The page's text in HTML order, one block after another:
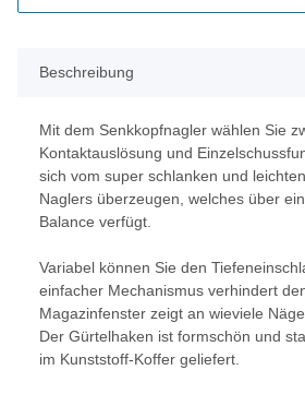
Beschreibung
Mit dem Senkkopfnagler wählen Sie
Kontaktauslösung und
sich vom super schlanken und
Naglers überzeugen, welches über
Balance verfügt.
Variabel können Sie den
einfacher Mechanismus verhindert
Magazinfenster zeigt an wieviele
Der Gürtelhaken ist formschön und
im Kunststoff-Koffer geliefert.